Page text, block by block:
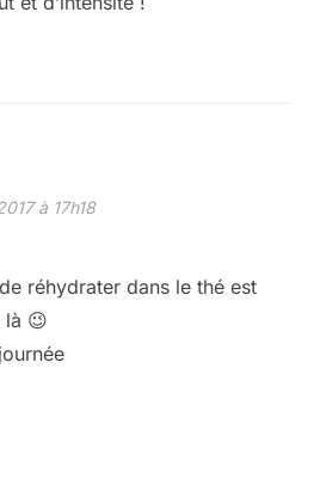
à 17h18
réhydrater dans le thé est
là 😉